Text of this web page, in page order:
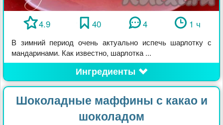
4.9 40 4 1 ч
В зимний период очень актуально испечь шарлотку с
мандаринами. Как известно, шарлотка ...
Ингредиенты
Шоколадные маффины с какао и
шоколадом